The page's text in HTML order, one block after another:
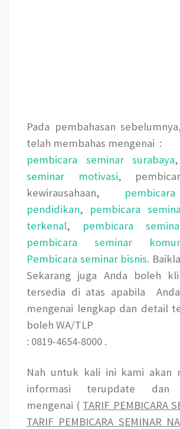
Pada pembahasan
telah membahas mengenai :
pembicara seminar surabaya,
seminar motivasi,
kewirausahaan,
pendidikan, pembicara
terkenal, pembicara
pembicara seminar
Pembicara seminar bisnis.
Sekarang juga Anda boleh
tersedia di atas apabila
mengenai lengkap dan detail
boleh WA/TLP
: 0819-4654-8000 .
Nah untuk kali ini kami akan
informasi terupdate dan
mengenai ( TARIF PEMBICARA
TARIF PEMBICARA SEMINAR